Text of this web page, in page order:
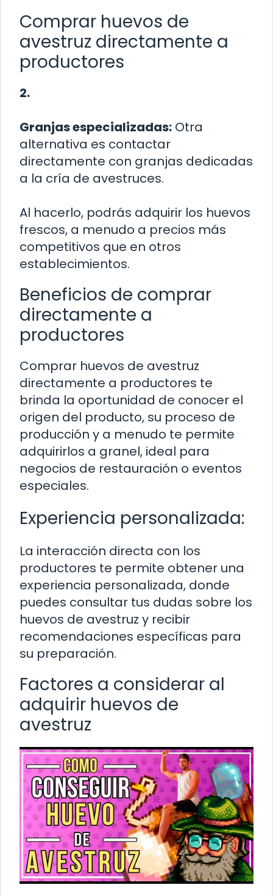
Comprar huevos de
avestruz directamente a
productores
2.
Granjas especializadas: Otra
alternativa es contactar
directamente con granjas dedicadas
a la cría de avestruces.
Al hacerlo, podrás adquirir los huevos
frescos, a menudo a precios más
competitivos que en otros
establecimientos.
Beneficios de comprar
directamente a
productores
Comprar huevos de avestruz
directamente a productores te
brinda la oportunidad de conocer el
origen del producto, su proceso de
producción y a menudo te permite
adquirirlos a granel, ideal para
negocios de restauración o eventos
especiales.
Experiencia personalizada:
La interacción directa con los
productores te permite obtener una
experiencia personalizada, donde
puedes consultar tus dudas sobre los
huevos de avestruz y recibir
recomendaciones específicas para
su preparación.
Factores a considerar al
adquirir huevos de
avestruz